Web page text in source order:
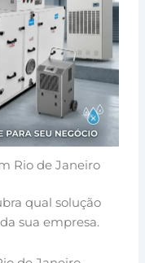
Rio de Janeiro
qual solução
sua empresa.